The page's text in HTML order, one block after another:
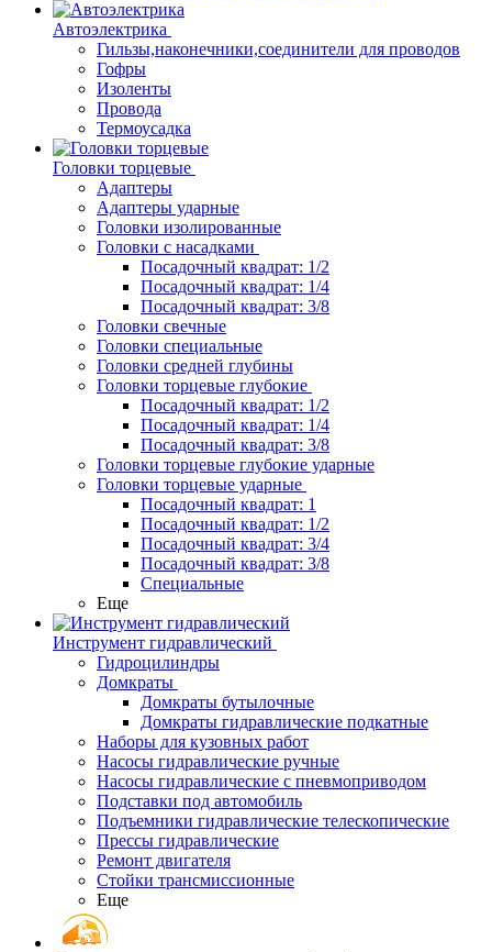
Автоэлектрика
Гильзы,наконечники,соединители для проводов
Гофры
Изоленты
Провода
Термоусадка
Головки торцевые
Адаптеры
Адаптеры ударные
Головки изолированные
Головки с насадками
Посадочный квадрат: 1/2
Посадочный квадрат: 1/4
Посадочный квадрат: 3/8
Головки свечные
Головки специальные
Головки средней глубины
Головки торцевые глубокие
Посадочный квадрат: 1/2
Посадочный квадрат: 1/4
Посадочный квадрат: 3/8
Головки торцевые глубокие ударные
Головки торцевые ударные
Посадочный квадрат: 1
Посадочный квадрат: 1/2
Посадочный квадрат: 3/4
Посадочный квадрат: 3/8
Специальные
Еще
Инструмент гидравлический
Гидроцилиндры
Домкраты
Домкраты бутылочные
Домкраты гидравлические подкатные
Наборы для кузовных работ
Насосы гидравлические ручные
Насосы гидравлические с пневмоприводом
Подставки под автомобиль
Подъемники гидравлические телескопические
Прессы гидравлические
Ремонт двигателя
Стойки трансмиссионные
Еще